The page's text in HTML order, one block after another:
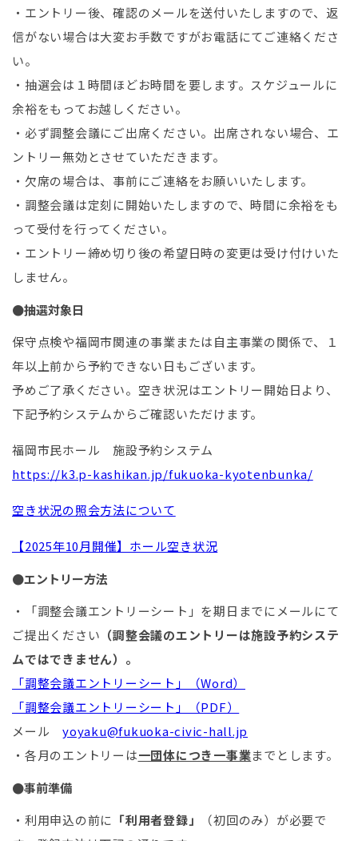
・エントリー後、確認のメールを送付いたしますので、返
信がない場合は大変お手数ですがお電話にてご連絡くださ
い。
・抽選会は１時間ほどお時間を要します。スケジュールに
余裕をもってお越しください。
・必ず調整会議にご出席ください。出席されない場合、エ
ントリー無効とさせていただきます。
・欠席の場合は、事前にご連絡をお願いいたします。
・調整会議は定刻に開始いたしますので、時間に余裕をも
って受付を行ってください。
・エントリー締め切り後の希望日時の変更は受け付けいた
しません。
●抽選対象日
保守点検や福岡市関連の事業または自主事業の関係で、１
年以上前から予約できない日もございます。
予めご了承ください。空き状況はエントリー開始日より、
下記予約システムからご確認いただけます。
福岡市民ホール 施設予約システム
https://k3.p-kashikan.jp/fukuoka-kyotenbunka/
空き状況の照会方法について
【2025年10月開催】ホール空き状況
●エントリー方法
・「調整会議エントリーシート」を期日までにメールにて
ご提出ください （調整会議のエントリーは施設予約システ
ムではできません）。
「調整会議エントリーシート」（Word）
「調整会議エントリーシート」（PDF）
メール yoyaku@fukuoka-civic-hall.jp
・各月のエントリーは一団体につき一事業までとします。
●事前準備
・利用申込の前に 「利用者登録」
（初回のみ）が必要で